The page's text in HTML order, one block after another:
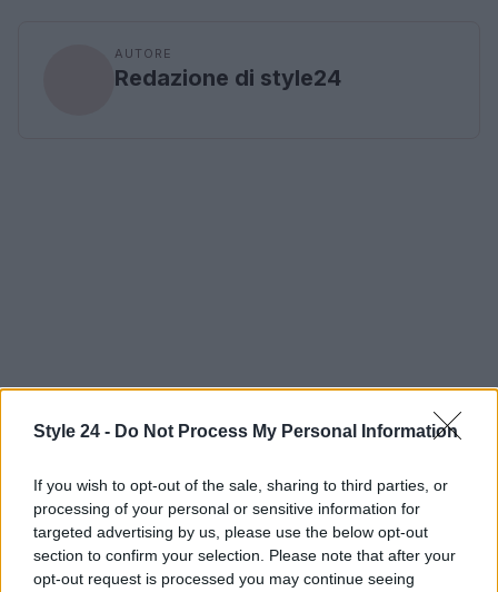
Style 24 - Do Not Process My Personal Information
If you wish to opt-out of the sale, sharing to third parties, or
processing of your personal or sensitive information for
targeted advertising by us, please use the below opt-out
section to confirm your selection. Please note that after your
opt-out request is processed you may continue seeing
AUTORE
Redazione di style24